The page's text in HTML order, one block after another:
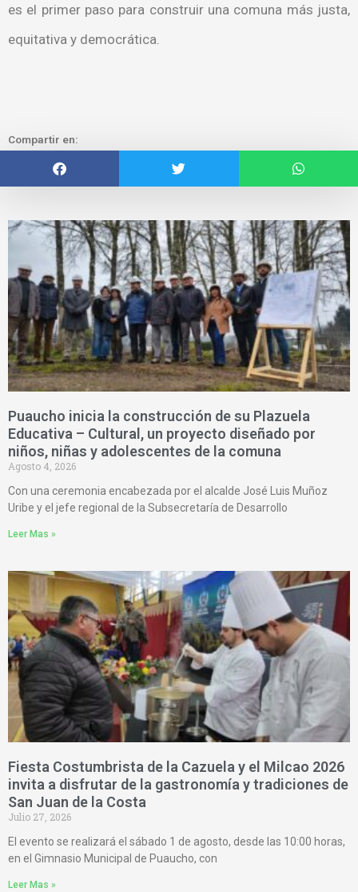
es el primer paso para construir una comuna más justa,
equitativa y democrática.
Compartir en:
Puaucho inicia la construcción de su Plazuela
Educativa – Cultural, un proyecto diseñado por
niños, niñas y adolescentes de la comuna
Agosto 4, 2026
Con una ceremonia encabezada por el alcalde José Luis Muñoz
Uribe y el jefe regional de la Subsecretaría de Desarrollo
Leer Mas »
Fiesta Costumbrista de la Cazuela y el Milcao 2026
invita a disfrutar de la gastronomía y tradiciones de
San Juan de la Costa
Julio 27, 2026
El evento se realizará el sábado 1 de agosto, desde las 10:00 horas,
en el Gimnasio Municipal de Puaucho, con
Leer Mas »